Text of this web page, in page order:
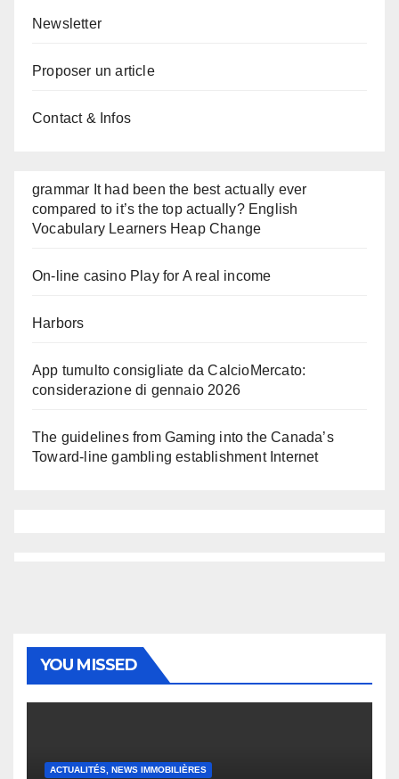
Newsletter
Proposer un article
Contact & Infos
grammar It had been the best actually ever
compared to it’s the top actually? English
Vocabulary Learners Heap Change
On-line casino Play for A real income
Harbors
App tumulto consigliate da CalcioMercato:
considerazione di gennaio 2026
The guidelines from Gaming into the Canada’s
Toward-line gambling establishment Internet
YOU MISSED
ACTUALITÉS, NEWS IMMOBILIÈRES